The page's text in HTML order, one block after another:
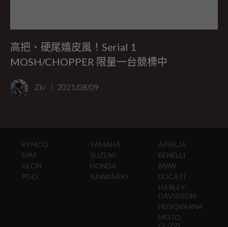
高把、硬尾嬉皮風！Serial 1
MOSH/CHOPPER 限量一台競標中
Ziv 2021/08/09
KYMCO
SYM
AEON
PGO
YAMAHA
SUZUKI
HONDA
KAWASAKI
APRILIA
BENELLI
BMW
DUCATI
HARLEY-
DAVIDSON
HUSQVARNA
MOTO